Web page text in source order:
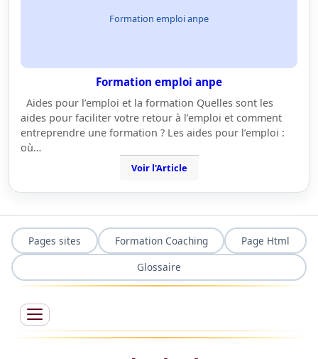
Formation emploi anpe
Formation emploi anpe
Aides pour l’emploi et la formation Quelles sont les
aides pour faciliter votre retour à l’emploi et comment
entreprendre une formation ? Les aides pour l’emploi :
où…
Voir l'Article
Pages sites Formation Coaching
Page Html
Glossaire